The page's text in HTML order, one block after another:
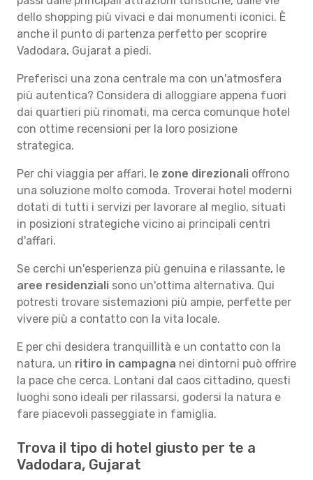
dello shopping più vivaci e dai monumenti iconici. È
anche il punto di partenza perfetto per scoprire
Vadodara, Gujarat a piedi.
Preferisci una zona centrale ma con un'atmosfera
più autentica? Considera di alloggiare appena fuori
dai quartieri più rinomati, ma cerca comunque hotel
con ottime recensioni per la loro posizione
strategica.
Per chi viaggia per affari, le zone direzionali offrono
una soluzione molto comoda. Troverai hotel moderni
dotati di tutti i servizi per lavorare al meglio, situati
in posizioni strategiche vicino ai principali centri
d'affari.
Se cerchi un'esperienza più genuina e rilassante, le
aree residenziali sono un'ottima alternativa. Qui
potresti trovare sistemazioni più ampie, perfette per
vivere più a contatto con la vita locale.
E per chi desidera tranquillità e un contatto con la
natura, un ritiro in campagna nei dintorni può offrire
la pace che cerca. Lontani dal caos cittadino, questi
luoghi sono ideali per rilassarsi, godersi la natura e
fare piacevoli passeggiate in famiglia.
Trova il tipo di hotel giusto per te a
Vadodara, Gujarat